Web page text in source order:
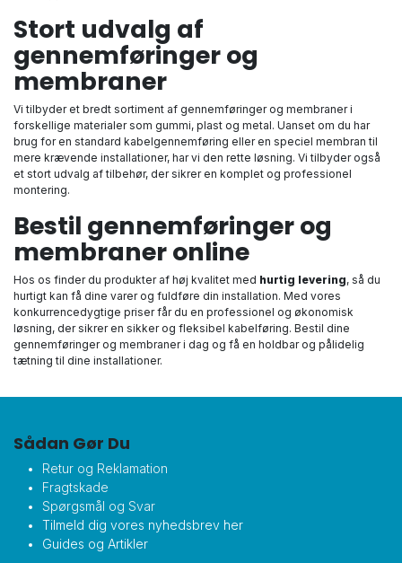
Stort udvalg af
gennemføringer og
membraner
Vi tilbyder et bredt sortiment af gennemføringer og membraner i
forskellige materialer som gummi, plast og metal. Uanset om du har
brug for en standard kabelgennemføring eller en speciel membran til
mere krævende installationer, har vi den rette løsning. Vi tilbyder også
et stort udvalg af tilbehør, der sikrer en komplet og professionel
montering.
Bestil gennemføringer og
membraner online
Hos os finder du produkter af høj kvalitet med hurtig levering, så du
hurtigt kan få dine varer og fuldføre din installation. Med vores
konkurrencedygtige priser får du en professionel og økonomisk
løsning, der sikrer en sikker og fleksibel kabelføring. Bestil dine
gennemføringer og membraner i dag og få en holdbar og pålidelig
tætning til dine installationer.
Sådan Gør Du
Retur og Reklamation
Fragtskade
Spørgsmål og Svar
Tilmeld dig vores nyhedsbrev her
Guides og Artikler